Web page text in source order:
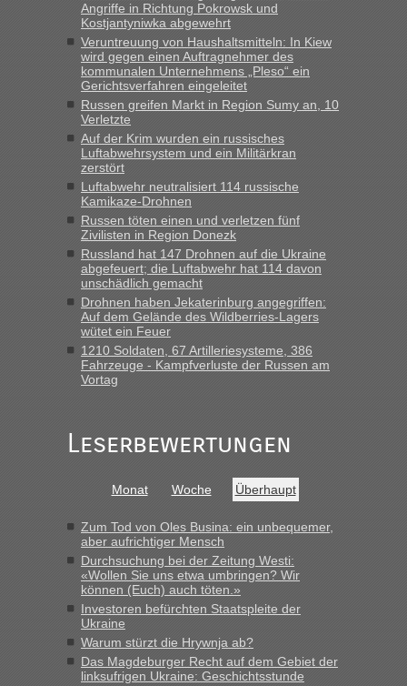
und du nicht damit handeln willst. So lange das nicht
Originalverpackt ist und ersichlich das nicht neu sollte es
keine Probleme geben“
Recht, Visa und Dokumente • Deklaration
gebrauchter Kleidung beim Zoll
„Hallo Leute, ich weiß nicht, ob ich hier richtig bin mit meiner
Anfrage. Ich möchte 4 Umzugskartons mit gebrauchter
Straßen Kleidung bei der Einreise in die Ukraine
mitnehmen. Es ist gebrauchte Kleidung...“
Berichte und Reisetipps • Re: An welchem
Grenzübergang zwischen Polen und der Ukraine geht es am
schnellsten?
„Wir sind mit unserem Wohnmobil, wie geplant am Montag
15.6. in Krakovets rüber. Sehr zeitig los gegen 5 Uhr in der
Früh. Mit sehr sehr wenig Verkehr, super bis zur Grenze. Nur
8 PKW vor der Schranke....“
inBerichte und Reisetipps • Re: An welchem
Grenzübergang zwischen Polen und der Ukraine geht es am
in Krakowez mit dem Kleinbus. Abfertigung ging dann
schnell da auch Passagiere mit EU-Pass dabei waren“
Berichte und Reisetipps • Re: An welchem
Grenzübergang zwischen Polen und der Ukraine geht es am
schnellsten?
„Bin am Montag 15.6.26 um 8 Uhr in Urgyniw ausgereist,
das erste Mal an einem Montagmorgen ca. 15 Fahrzeuge
vor mir, bin sonst der Erste oder Zweite, egal, nach ca 20
Minuten wurde dann die nächste Welle...“
Berichte und Reisetipps • Re: An welchem
Grenzübergang zwischen Polen und der Ukraine geht es am
schnellsten?
Angriffe in Richtung Pokrowsk und
Kostjantyniwka abgewehrt
Veruntreuung von Haushaltsmitteln: In Kiew
wird gegen einen Auftragnehmer des
kommunalen Unternehmens „Pleso“ ein
Gerichtsverfahren eingeleitet
Russen greifen Markt in Region Sumy an, 10
Verletzte
Auf der Krim wurden ein russisches
Luftabwehrsystem und ein Militärkran
zerstört
Luftabwehr neutralisiert 114 russische
Kamikaze-Drohnen
Russen töten einen und verletzen fünf
Zivilisten in Region Donezk
Russland hat 147 Drohnen auf die Ukraine
abgefeuert; die Luftabwehr hat 114 davon
unschädlich gemacht
Drohnen haben Jekaterinburg angegriffen:
Auf dem Gelände des Wildberries-Lagers
wütet ein Feuer
1210 Soldaten, 67 Artilleriesysteme, 386
Fahrzeuge - Kampfverluste der Russen am
Vortag
Leserbewertungen
Monat Woche Überhaupt
Zum Tod von Oles Busina: ein unbequemer,
aber aufrichtiger Mensch
Durchsuchung bei der Zeitung Westi:
«Wollen Sie uns etwa umbringen? Wir
können (Euch) auch töten.»
Investoren befürchten Staatspleite der
Ukraine
Warum stürzt die Hrywnja ab?
Das Magdeburger Recht auf dem Gebiet der
linksufrigen Ukraine: Geschichtsstunde